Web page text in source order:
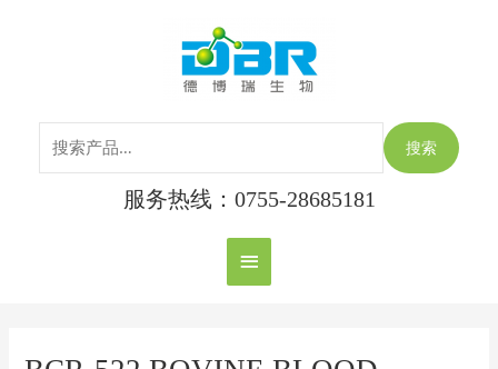
主
菜
单
搜索
服务热线：0755-28685181